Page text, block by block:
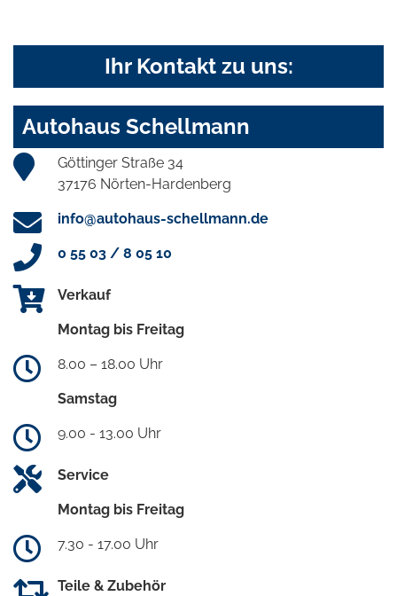
Ihr Kontakt zu uns:
Autohaus Schellmann
Göttinger Straße 34
37176 Nörten-Hardenberg
info@autohaus-schellmann.de
0 55 03 / 8 05 10
Verkauf
Montag bis Freitag
8.00 – 18.00 Uhr
Samstag
9.00 - 13.00 Uhr
Service
Montag bis Freitag
7.30 - 17.00 Uhr
Teile & Zubehör